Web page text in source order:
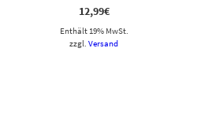
12,99€
Enthält 19% MwSt.
zzgl.Versand